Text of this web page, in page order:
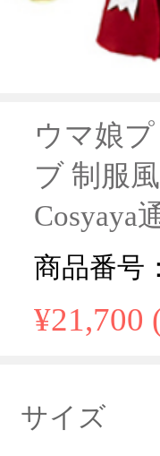
ウマ娘
ブ 制服
Cosyaya
商品番号
¥21,700
サイズ